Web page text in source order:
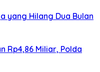
yang Hilang Dua Bulan
Rp4,86 Miliar, Polda